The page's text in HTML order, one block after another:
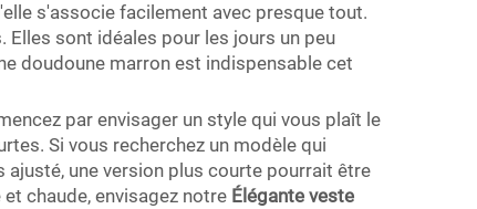
s'associe facilement avec presque tout.
sont idéales pour les jours un peu
doudoune marron est indispensable cet
par envisager un style qui vous plaît le
Si vous recherchez un modèle qui
ajusté, une version plus courte pourrait être
chaude, envisagez notre Élégante veste